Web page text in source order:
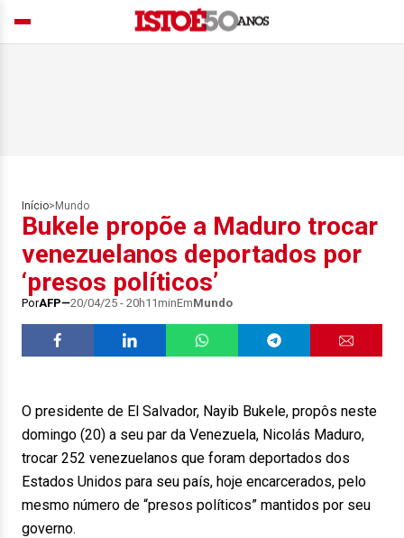
Início> Mundo
Bukele propõe a Maduro trocar
venezuelanos deportados por
‘presos políticos’
PorAFP 20/04/25 - 20h11minEmMundo
O presidente de El Salvador, Nayib Bukele, propôs neste
domingo (20) a seu par da Venezuela, Nicolás Maduro,
trocar 252 venezuelanos que foram deportados dos
Estados Unidos para seu país, hoje encarcerados, pelo
mesmo número de “presos políticos” mantidos por seu
governo.